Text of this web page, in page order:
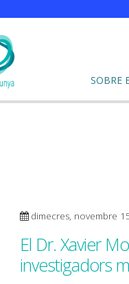
SOBRE
dimecres, novembre
El Dr. Xavier
investigadors